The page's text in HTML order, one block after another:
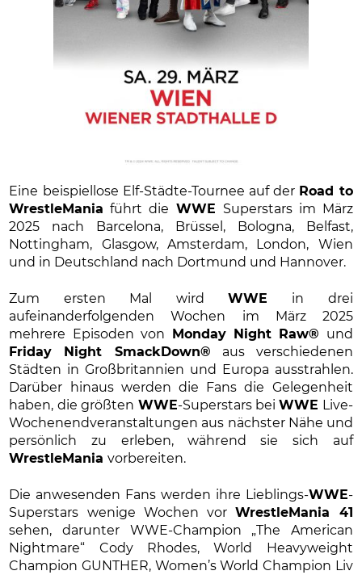
Eine beispiellose Elf-Städte-Tournee auf der Road to
WrestleMania führt die WWE Superstars im März
2025 nach Barcelona, Brüssel, Bologna, Belfast,
Nottingham, Glasgow, Amsterdam, London, Wien
und in Deutschland nach Dortmund und Hannover.
Zum ersten Mal wird WWE in drei
aufeinanderfolgenden Wochen im März 2025
mehrere Episoden von
Monday Night Raw® und
Friday Night SmackDown® aus verschiedenen
Städten in Großbritannien und Europa ausstrahlen.
Darüber hinaus werden die Fans die Gelegenheit
haben, die größten WWE-Superstars beiWWE Live-
Wochenendveranstaltungen aus nächster Nähe und
persönlich zu erleben, während sie sich auf
WrestleManiavorbereiten.
Die anwesenden Fans werden ihre Lieblings-WWE-
Superstars wenige Wochen vorWrestleMania 41
sehen, darunter WWE-Champion „The American
Nightmare“ Cody Rhodes, World Heavyweight
Champion GUNTHER, Women’s World Champion Liv